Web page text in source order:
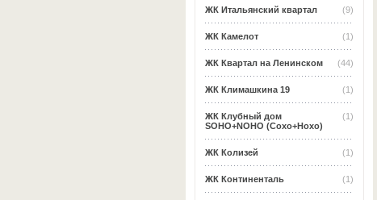
(9)
ЖК Итальянский квартал
(1)
ЖК Камелот
(44)
ЖК Квартал на Ленинском
(1)
ЖК Климашкина 19
(1)
ЖК Клубный дом
SOHO+NOHO (Сохо+Нохо)
(1)
ЖК Колизей
(1)
ЖК Континенталь